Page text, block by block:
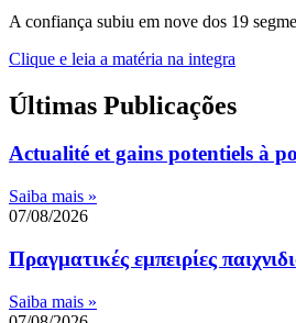
A confiança subiu em nove dos 19
Clique e leia a matéria na integra
Últimas Publicações
Actualité et gains potentiels à
Saiba mais »
07/08/2026
Πραγματικές εμπειρίες
Saiba mais »